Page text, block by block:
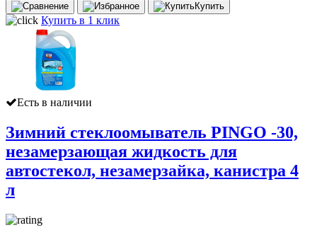
Купить
Купить в 1 клик
Есть в наличии
Зимний стеклоомыватель PINGO -30,
незамерзающая жидкость для
автостекол, незамерзайка, канистра 4
л